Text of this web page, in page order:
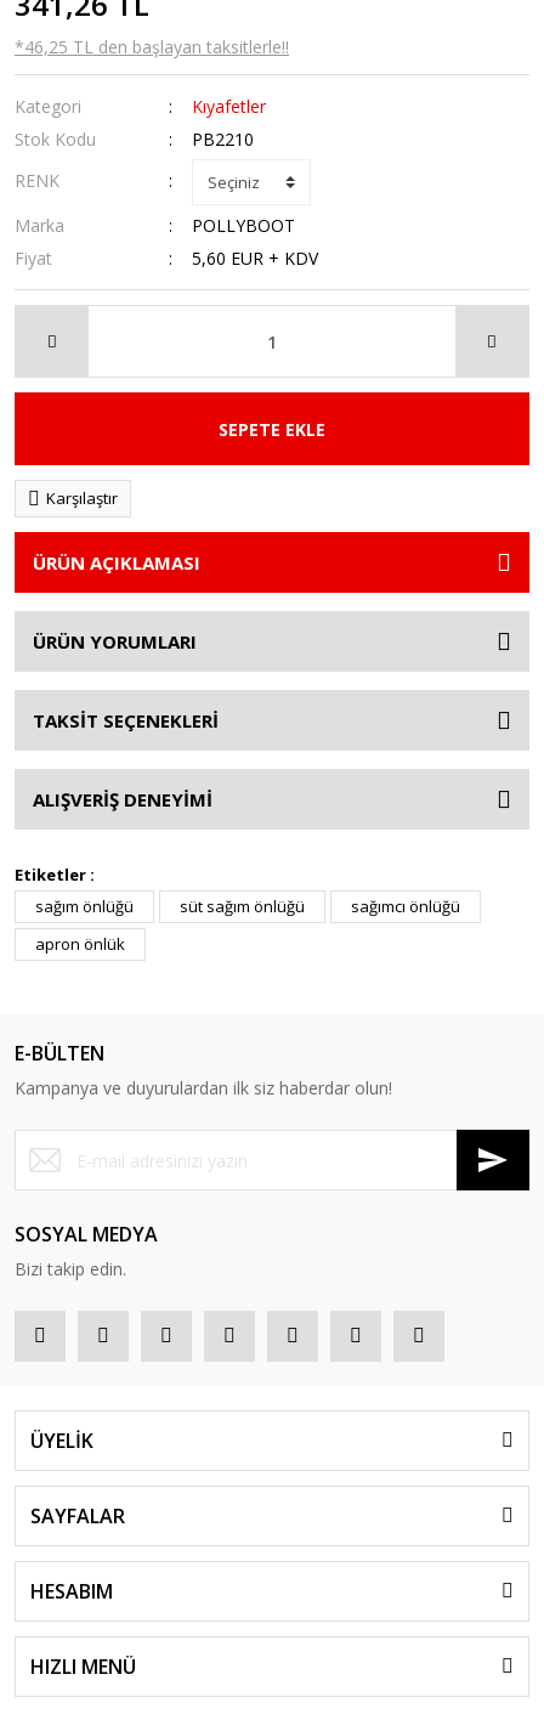
*46,25 TL den başlayan taksitlerle!!
Kategori
Kıyafetler
Stok Kodu
PB2210
RENK
Marka
POLLYBOOT
Fiyat
5,60 EUR + KDV
SEPETE EKLE
Karşılaştır
ÜRÜN AÇIKLAMASI
ÜRÜN YORUMLARI
TAKSİT SEÇENEKLERİ
ALIŞVERİŞ DENEYİMİ
Etiketler :
sağım önlüğü
süt sağım önlüğü
sağımcı önlüğü
apron önlük
E-BÜLTEN
Kampanya ve duyurulardan ilk siz haberdar olun!
SOSYAL MEDYA
Bizi takip edin.
ÜYELİK
SAYFALAR
HESABIM
HIZLI MENÜ